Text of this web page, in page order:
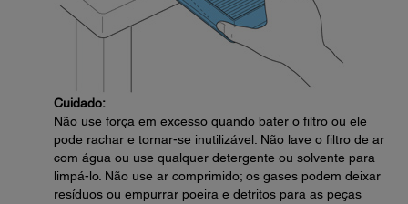
Cuidado:
Não use força em excesso quando bater o filtro ou ele
pode rachar e tornar-se inutilizável. Não lave o filtro de ar
com água ou use qualquer detergente ou solvente para
limpá-lo. Não use ar comprimido; os gases podem deixar
resíduos ou empurrar poeira e detritos para as peças